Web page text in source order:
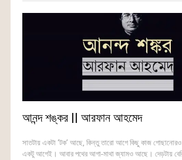
আনন্দ শঙ্কর || আরফান আহমেদ
সাতটায় একটা ‘টক’ আছে, কিন্তু তারো আগে কিছু কাজ
একটু আগেই। আবার পথের আগা-মাথা জ্যামও আছে। দেড়টায়